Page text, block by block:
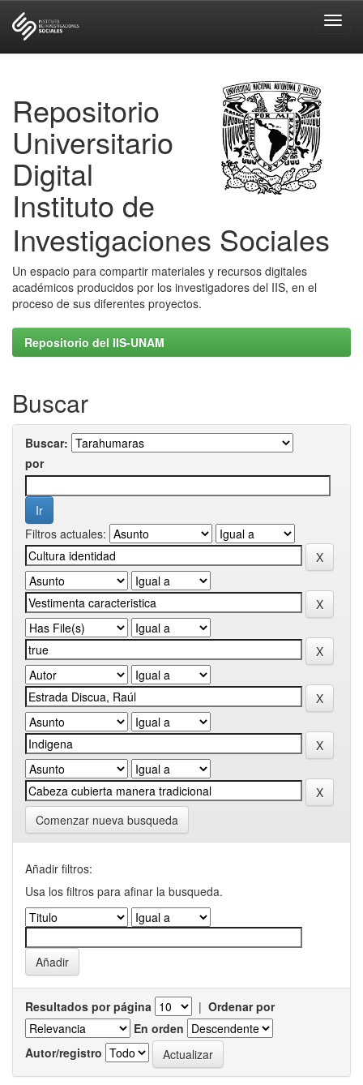
Repositorio
Universitario
Digital
Instituto de
Investigaciones Sociales
Un espacio para compartir materiales y recursos digitales
académicos producidos por los investigadores del IIS, en el
proceso de sus diferentes proyectos.
Repositorio del IIS-UNAM
Buscar
Buscar:
por
Filtros actuales:
Comenzar nueva busqueda
Añadir filtros:
Usa los filtros para afinar la busqueda.
Resultados por página | Ordenar por
En orden
Autor/registro